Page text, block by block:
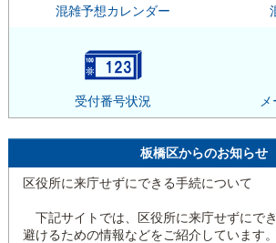
混雑予想カレンダー
受付番号状況
板橋区からのお知らせ
区役所に来庁せずにできる手続について
下記サイトでは、区役所に来庁せずにで
避けるための情報などをご紹介しています。